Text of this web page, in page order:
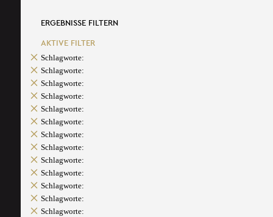
ERGEBNISSE FILTERN
AKTIVE FILTER
Schlagworte:
Schlagworte:
Schlagworte:
Schlagworte:
Schlagworte:
Schlagworte:
Schlagworte:
Schlagworte:
Schlagworte:
Schlagworte:
Schlagworte:
Schlagworte:
Schlagworte: